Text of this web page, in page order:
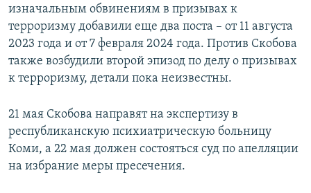
изначальным обвинениям в призывах к
терроризму добавили еще два поста – от 11 августа
2023 года и от 7 февраля 2024 года. Против Скобова
также возбудили второй эпизод по делу о призывах
к терроризму, детали пока неизвестны.
21 мая Скобова направят на экспертизу в
республиканскую психиатрическую больницу
Коми, а 22 мая должен состояться суд по апелляции
на избрание меры пресечения.